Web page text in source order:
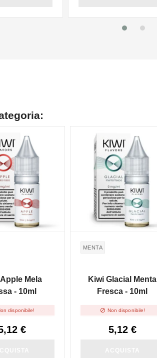
Mela
- 10ml
disponibile!
€
MENTA
Kiwi Glacial Menta
Fresca - 10ml
 Non disponibile!
5,12 €